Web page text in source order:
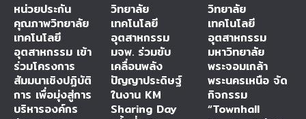
หน่วยประกัน
คุณภาพวิทยาลัย
เทคโนโลยี
อุตสาหกรรม เข้า
ร่วมโครงการ
สัมมนาเชิงปฏิบัติ
การ เพื่อมุ่งสู่การ
บริหารองค์กร
วิทยาลัย
เทคโนโลยี
อุตสาหกรรม
มจพ. ร่วมขับ
เคลื่อนพลัง
ปัญญาประดิษฐ์
ในงาน KM
Sharing Day
วิทยาลัย
เทคโนโลยี
อุตสาหกรรม
มหาวิทยาลัย
พระจอมเกล้า
พระนครเหนือ จัด
กิจกรรม
“Townhall